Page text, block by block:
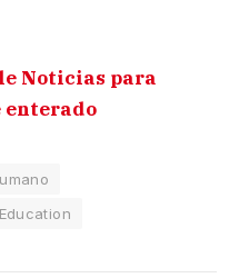
Noticias para
enterado